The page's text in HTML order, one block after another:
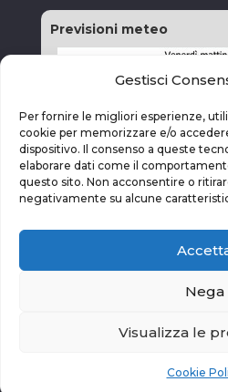
Gestisci
Per fornire le migliori esperienze,
cookie per memorizzare e/o
dispositivo. Il consenso a queste
elaborare dati come il
questo sito. Non acconsentire o
negativamente su alcune
Nega
Visualizza le
Cookie
Previsioni meteo